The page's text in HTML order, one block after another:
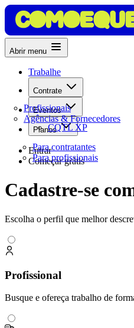
Abrir menu
Trabalhe
Contrate
Profissionais
Agências & Fornecedores
Eventos
CQTL XP
Planos
Para contratantes
Para profissionais
Entrar
Começar grátis
Cadastre-se
Escolha o perfil que melhor
Profissional
Busque e ofereça trabalho de